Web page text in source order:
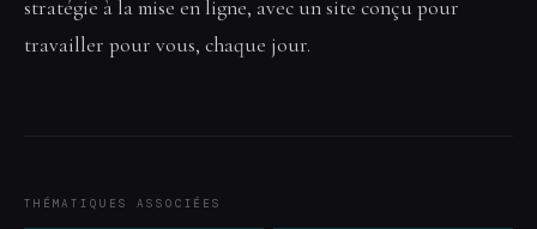
stratégie à la mise en ligne, avec un site conçu pour
travailler pour vous, chaque jour.
THÉMATIQUES ASSOCIÉES